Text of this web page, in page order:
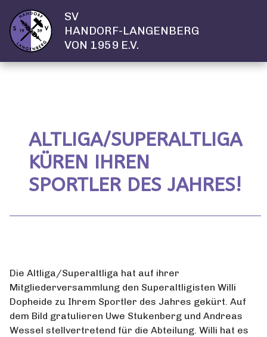
SV
HANDORF-LANGENBERG
VON 1959 E.V.
ALTLIGA/SUPERALTLIGA
KÜREN IHREN
SPORTLER DES JAHRES!
Die Altliga/Superaltliga hat auf ihrer
Mitgliederversammlung den Superaltligisten Willi
Dopheide zu Ihrem Sportler des Jahres gekürt. Auf
dem Bild gratulieren Uwe Stukenberg und Andreas
Wessel stellvertretend für die Abteilung. Willi hat es